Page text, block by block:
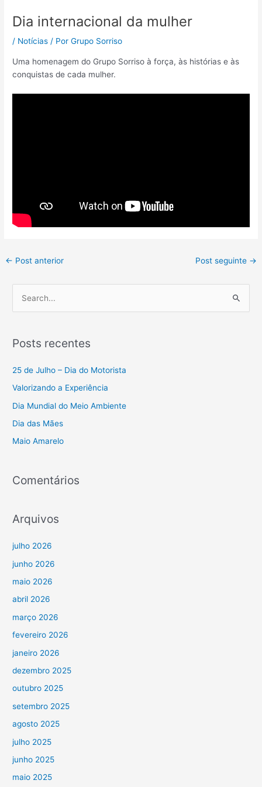
Dia internacional da mulher
/ Notícias / PorGrupo Sorriso
Uma homenagem do Grupo Sorriso à força, às histórias e às
conquistas de cada mulher.
← Post anterior Post seguinte →
q
a
r
p
r
Posts recentes
25 de Julho – Dia do Motorista
Valorizando a Experiência
Dia Mundial do Meio Ambiente
Dia das Mães
Maio Amarelo
Comentários
Arquivos
julho 2026
junho 2026
maio 2026
abril 2026
março 2026
fevereiro 2026
janeiro 2026
dezembro 2025
outubro 2025
setembro 2025
agosto 2025
julho 2025
junho 2025
maio 2025